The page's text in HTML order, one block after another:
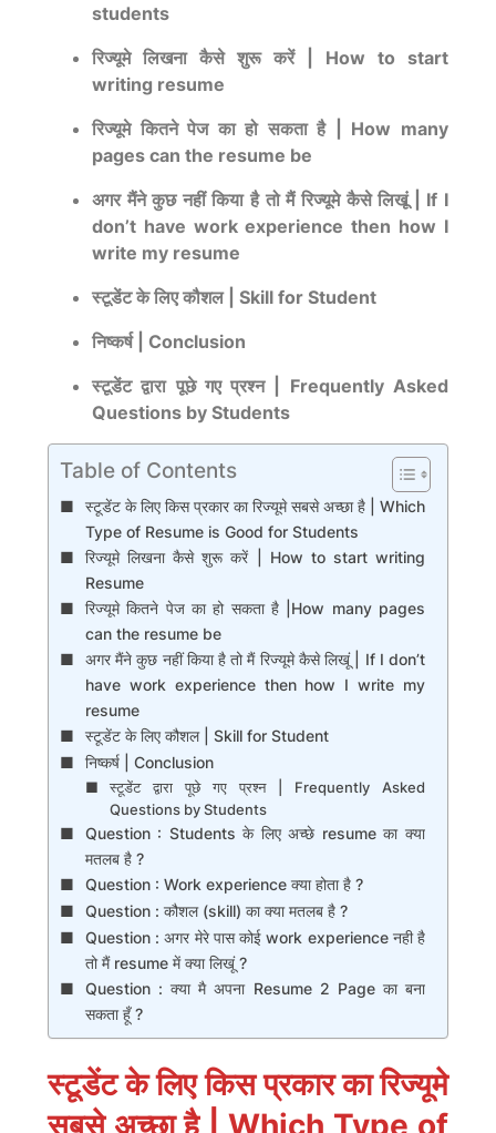
students
रिज्यूमे लिखना कैसे शुरू करें | How to start
writing resume
रिज्यूमे कितने पेज का हो सकता है | How many
pages can the resume be
अगर मैंने कुछ नहीं किया है तो मैं रिज्यूमे कैसे लिखूं | If I
don’t have work experience then how I
write my resume
स्टूडेंट के लिए कौशल | Skill for Student
निष्कर्ष | Conclusion
स्टूडेंट द्वारा पूछे गए प्रश्न | Frequently Asked
Questions by Students
Table of Contents
स्टूडेंट के लिए किस प्रकार का रिज्यूमे सबसे अच्छा है | Which
Type of Resume is Good for Students
रिज्यूमे लिखना कैसे शुरू करें | How to start writing
Resume
रिज्यूमे कितने ​​पेज का हो सकता है |How many pages
can the resume be
अगर मैंने कुछ नहीं किया है तो मैं रिज्यूमे कैसे लिखूं | If I don’t
have work experience then how I write my
resume
स्टूडेंट के लिए कौशल | Skill for Student
निष्कर्ष | Conclusion
स्टूडेंट द्वारा पूछे गए प्रश्न | Frequently Asked
Questions by Students
Question : Students के लिए अच्छे resume का क्या
मतलब है ?
Question : Work experience क्या होता है ?
Question : कौशल (skill) का क्या मतलब है ?
Question : अगर मेरे पास कोई work experience नही है
तो मैं resume में क्या लिखूं ?
Question : क्या मै अपना Resume 2 Page का बना
सकता हूँ ?
स्टूडेंट के लिए किस प्रकार का रिज्यूमे